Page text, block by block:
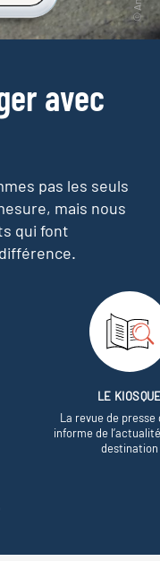
avec
pas les seuls
mais nous
qui font
LE
La revue de presse
informe de
destination